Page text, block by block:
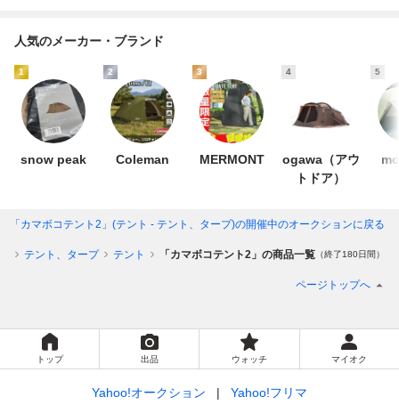
人気のメーカー・ブランド
1
snow peak
2
Coleman
3
MERMONT
4
ogawa（アウ
トドア）
5
「カマボコテント2」(テント - テント、タープ)の開催中のオークションに戻る
テント、タープ テント 「カマボコテント2」の商品一覧 （終了180日間）
ページトップへ
トップ 出品 ウォッチ マイオク
Yahoo!オークション
Yahoo!フリマ